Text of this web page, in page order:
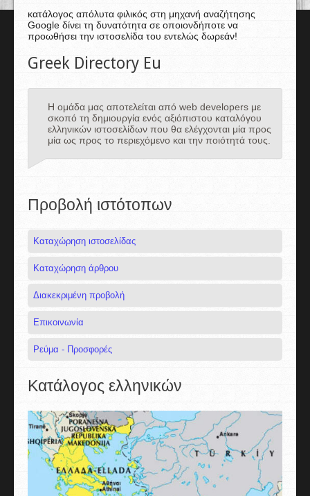
κατάλογος απόλυτα φιλικός στη μηχανή αναζήτησης
Google δίνει τη δυνατότητα σε οποιονδήποτε να
προωθήσει την ιστοσελίδα του εντελώς δωρεάν!
Greek Directory Eu
Η ομάδα μας αποτελείται από web developers με
σκοπό τη δημιουργία ενός αξιόπιστου καταλόγου
ελληνικών ιστοσελίδων που θα ελέγχονται μία προς
μία ως προς το περιεχόμενο και την ποιότητά τους.
Προβολή ιστότοπων
Καταχώρηση ιστοσελίδας
Καταχώρηση άρθρου
Διακεκριμένη προβολή
Επικοινωνία
Ρεύμα - Προσφορές
Κατάλογος ελληνικών